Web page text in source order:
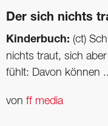
Der sich nichts
Kinderbuch: (ct)
nichts traut, sich
fühlt: Davon können
von ff media